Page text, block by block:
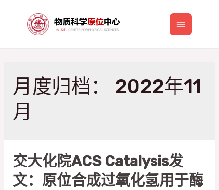
Main
月度归档： 2022年11
月
交大化院ACS Catalysis发
文：原位合成过氧化氢用于酶